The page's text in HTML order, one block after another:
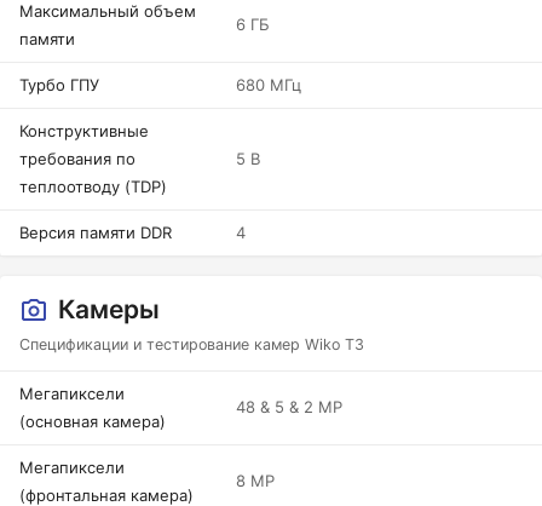
Максимальный объем
памяти
6 ГБ
Турбо ГПУ 680 МГц
Конструктивные
требования по
теплоотводу (TDP)
5 В
Версия памяти DDR 4
Камеры
Спецификации и тестирование камер Wiko T3
Мегапиксели
(основная камера)
48 & 5 & 2 MP
Мегапиксели
(фронтальная камера)
8 MP